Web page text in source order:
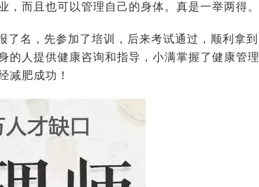
而且也可以管理自己的身体。真是一举两得。
名，先参加了培训，后来考试通过，顺利拿到
的人提供健康咨询和指导，小满掌握了健康管理
减肥成功！